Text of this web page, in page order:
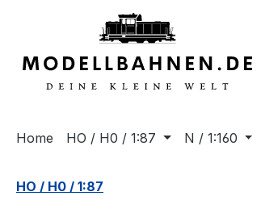
Zur Hauptnavigation springen
Home HO / H0 / 1:87 N / 1:160
HO / H0 / 1:87